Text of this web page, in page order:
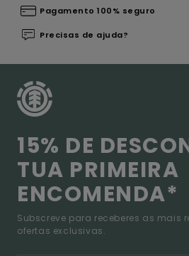
Pagamento 100% seguro
Precisas de ajuda?
15% DE
TUA PRIMEIRA
ENCOMENDA*
Subscreve para receberes as mais
ofertas exclusivas.